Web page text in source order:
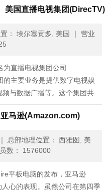
美国直播电视集团(DirecTV)
： 埃尔塞贡多, 美国 ｜ 营业
为直播电视集团公司
的主要业务是提供数字电视娱
与数据广播等。这个集团共分
拉丁美洲。DIRECTV美国
卫星（DT......
亚马逊(Amazon.com)
｜ 总部地理位置： 西雅图, 美
数： 1576000
平板电脑的发布，亚马逊
心的表现。虽然公司在第四季